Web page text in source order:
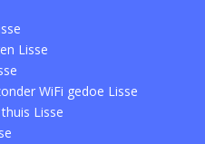
Lisse
WiFi gedoe Lisse
Lisse